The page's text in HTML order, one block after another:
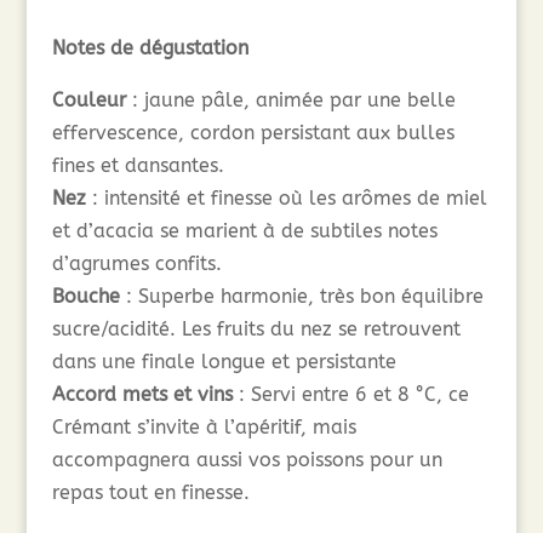
Notes de dégustation
Couleur: jaune pâle, animée par une belle
effervescence, cordon persistant aux bulles
fines et dansantes.
Nez: intensité et finesse où les arômes de miel
et d’acacia se marient à de subtiles notes
d’agrumes confits.
Bouche: Superbe harmonie, très bon équilibre
sucre/acidité. Les fruits du nez se retrouvent
dans une finale longue et persistante
Accord mets et vins: Servi entre 6 et 8 °C, ce
Crémant s’invite à l’apéritif, mais
accompagnera aussi vos poissons pour un
repas tout en finesse.